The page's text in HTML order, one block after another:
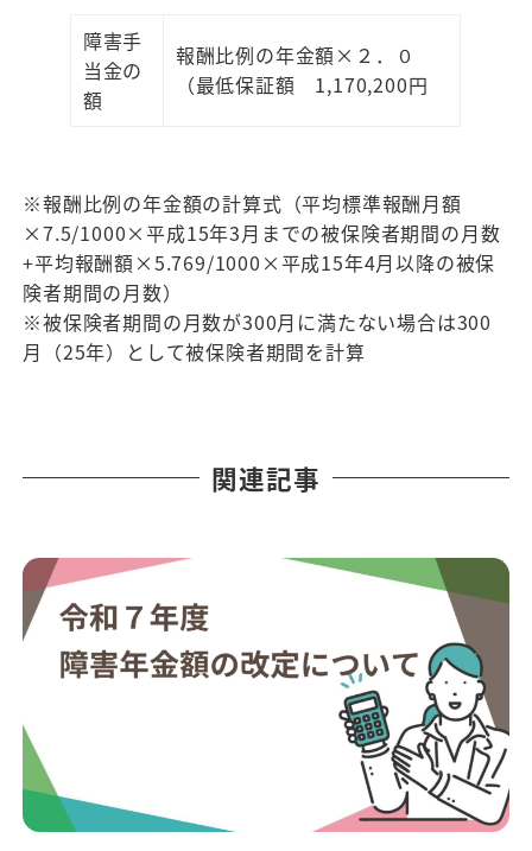
障害手
当金の
額
報酬比例の年金額×２．０
（最低保証額 1,170,200円
※報酬比例の年金額の計算式（平均標準報酬月額
×7.5/1000×平成15年3月までの被保険者期間の月数
+平均報酬額×5.769/1000×平成15年4月以降の被保
険者期間の月数）
※被保険者期間の月数が300月に満たない場合は300
月（25年）として被保険者期間を計算
関連記事